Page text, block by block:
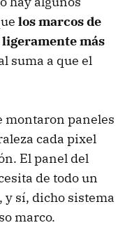
los marcos de
más
suma a que el
montaron paneles
cada pixel
El panel del
de todo un
sí, dicho sistema
marco.